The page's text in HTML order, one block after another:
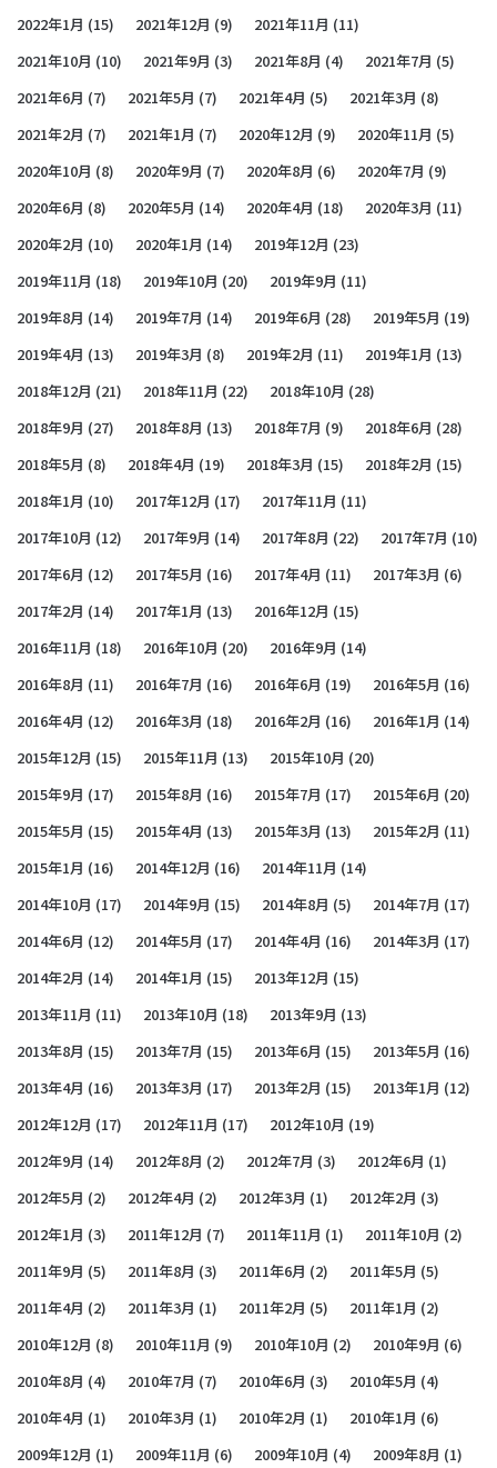
2022年1月 (15) 2021年12月 (9) 2021年11月 (11)
2021年10月 (10) 2021年9月 (3) 2021年8月 (4) 2021年7月 (5)
2021年6月 (7) 2021年5月 (7) 2021年4月 (5) 2021年3月 (8)
2021年2月 (7) 2021年1月 (7) 2020年12月 (9) 2020年11月 (5)
2020年10月 (8) 2020年9月 (7) 2020年8月 (6) 2020年7月 (9)
2020年6月 (8) 2020年5月 (14) 2020年4月 (18) 2020年3月 (11)
2020年2月 (10) 2020年1月 (14) 2019年12月 (23)
2019年11月 (18) 2019年10月 (20) 2019年9月 (11)
2019年8月 (14) 2019年7月 (14) 2019年6月 (28) 2019年5月 (19)
2019年4月 (13) 2019年3月 (8) 2019年2月 (11) 2019年1月 (13)
2018年12月 (21) 2018年11月 (22) 2018年10月 (28)
2018年9月 (27) 2018年8月 (13) 2018年7月 (9) 2018年6月 (28)
2018年5月 (8) 2018年4月 (19) 2018年3月 (15) 2018年2月 (15)
2018年1月 (10) 2017年12月 (17) 2017年11月 (11)
2017年10月 (12) 2017年9月 (14) 2017年8月 (22) 2017年7月 (10)
2017年6月 (12) 2017年5月 (16) 2017年4月 (11) 2017年3月 (6)
2017年2月 (14) 2017年1月 (13) 2016年12月 (15)
2016年11月 (18) 2016年10月 (20) 2016年9月 (14)
2016年8月 (11) 2016年7月 (16) 2016年6月 (19) 2016年5月 (16)
2016年4月 (12) 2016年3月 (18) 2016年2月 (16) 2016年1月 (14)
2015年12月 (15) 2015年11月 (13) 2015年10月 (20)
2015年9月 (17) 2015年8月 (16) 2015年7月 (17) 2015年6月 (20)
2015年5月 (15) 2015年4月 (13) 2015年3月 (13) 2015年2月 (11)
2015年1月 (16) 2014年12月 (16) 2014年11月 (14)
2014年10月 (17) 2014年9月 (15) 2014年8月 (5) 2014年7月 (17)
2014年6月 (12) 2014年5月 (17) 2014年4月 (16) 2014年3月 (17)
2014年2月 (14) 2014年1月 (15) 2013年12月 (15)
2013年11月 (11) 2013年10月 (18) 2013年9月 (13)
2013年8月 (15) 2013年7月 (15) 2013年6月 (15) 2013年5月 (16)
2013年4月 (16) 2013年3月 (17) 2013年2月 (15) 2013年1月 (12)
2012年12月 (17) 2012年11月 (17) 2012年10月 (19)
2012年9月 (14) 2012年8月 (2) 2012年7月 (3) 2012年6月 (1)
2012年5月 (2) 2012年4月 (2) 2012年3月 (1) 2012年2月 (3)
2012年1月 (3) 2011年12月 (7) 2011年11月 (1) 2011年10月 (2)
2011年9月 (5) 2011年8月 (3) 2011年6月 (2) 2011年5月 (5)
2011年4月 (2) 2011年3月 (1) 2011年2月 (5) 2011年1月 (2)
2010年12月 (8) 2010年11月 (9) 2010年10月 (2) 2010年9月 (6)
2010年8月 (4) 2010年7月 (7) 2010年6月 (3) 2010年5月 (4)
2010年4月 (1) 2010年3月 (1) 2010年2月 (1) 2010年1月 (6)
2009年12月 (1) 2009年11月 (6) 2009年10月 (4) 2009年8月 (1)